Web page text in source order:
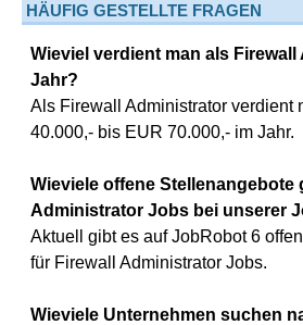
HÄUFIG GESTELLTE FRAGEN
Wieviel verdient man als
Jahr?
Als Firewall Administrator verdient
40.000,- bis EUR 70.000,- im Jahr.
Wieviele offene Stellenangebote
Administrator Jobs bei unserer
Aktuell gibt es auf JobRobot 6
für Firewall Administrator Jobs.
Wieviele Unternehmen suchen